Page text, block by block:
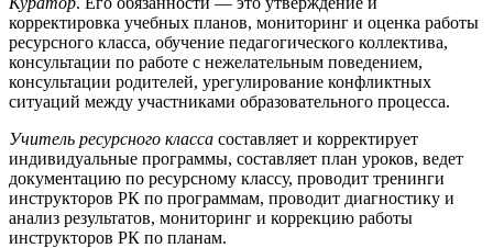
корректировка учебных планов, мониторинг и оценка работы
ресурсного класса, обучение педагогического коллектива,
консультации по работе с нежелательным поведением,
консультации родителей, урегулирование конфликтных
ситуаций между участниками образовательного процесса.
Учитель ресурсного класса составляет и корректирует
индивидуальные программы, составляет план уроков, ведет
документацию по ресурсному классу, проводит тренинги
инструкторов РК по программам, проводит диагностику и
анализ результатов, мониторинг и коррекцию работы
инструкторов РК по планам.